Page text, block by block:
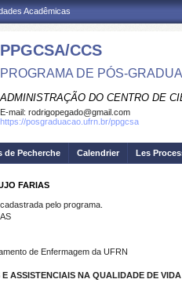
Acadêmicas
PPGCSA/CCS
PROGRAMA DE PÓS-
ADMINISTRAÇÃO DO CENTRO DE
E-mail: rodrigopegado@gmail.com
https://posgraduacao.ufrn.br/ppgcsa
de Pecherche Calendrier Les
FARIAS
pelo programa.
de Enfermagem da UFRN
ASSISTENCIAIS NA QUALIDADE DE